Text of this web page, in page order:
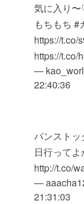
気に入り
もちもち #
https://t.co/
https://t.co/
—
22:40:36
パンスト
日行って
http://t.co/
—
21:31:03